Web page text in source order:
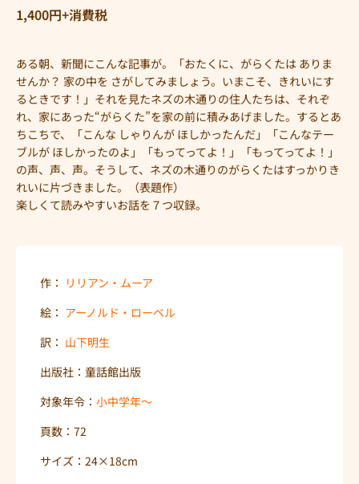
1,400円+消費税
ある朝、新聞にこんな記事が。「おたくに、がらくたは ありま
せんか？ 家の中を さがしてみましょう。いまこそ、きれいにす
るときです！」それを見たネズの木通りの住人たちは、それぞ
れ、家にあった“がらくた”を家の前に積みあげました。するとあ
ちこちで、「こんな しゃりんが ほしかったんだ」「こんなテー
ブルが ほしかったのよ」「もってってよ！」「もってってよ！」
の声、声、声。そうして、ネズの木通りのがらくたはすっかりき
れいに片づきました。（表題作）
楽しくて読みやすいお話を７つ収録。
作： リリアン・ムーア
絵： アーノルド・ローベル
訳： 山下明生
出版社：童話館出版
対象年令： 小中学年〜
頁数：72
サイズ：24×18cm